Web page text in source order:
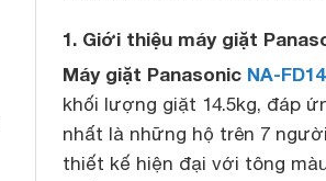
1. Giới thiệu máy giặt
Máy giặt Panasonic NA-
khối lượng giặt 14.5kg, đáp
nhất là những hộ trên 7
thiết kế hiện đại với tông